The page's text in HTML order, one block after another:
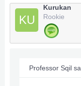
Money:
Anything wrong
KU
Kurukan
Rookie
Professor Sqil